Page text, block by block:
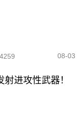
4259 08-03
进攻性武器！